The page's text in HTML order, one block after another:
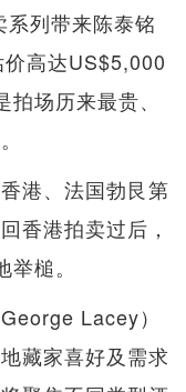
列带来陈泰铭
高达US$5,000
场历来最贵、
港、法国勃艮第
香港拍卖过后，
槌。
Lacey）
藏家喜好及需求